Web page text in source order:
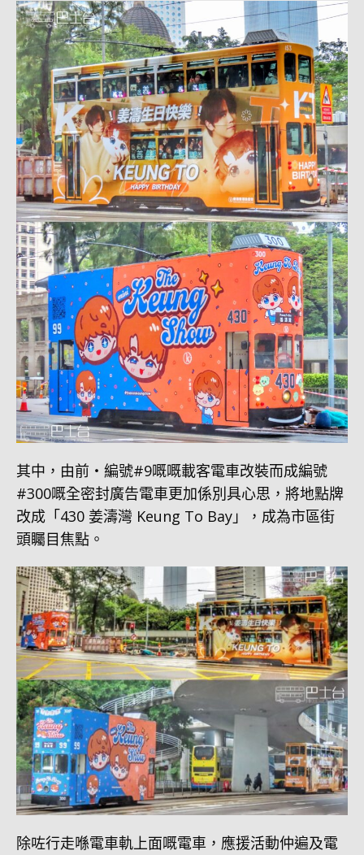
其中，由前・編號#9嘅嘅載客電車改裝而成編號
#300嘅全密封廣告電車更加係別具心思，將地點牌
改成「430 姜濤灣 Keung To Bay」，成為市區街
頭矚目焦點。
除咗行走喺電車軌上面嘅電車，應援活動仲遍及電